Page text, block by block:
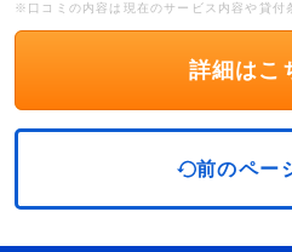
※口コミの内容は現在のサービス内容や貸付
詳細はこ
前のペー